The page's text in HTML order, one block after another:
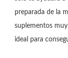
preparada de la
suplementos
ideal para